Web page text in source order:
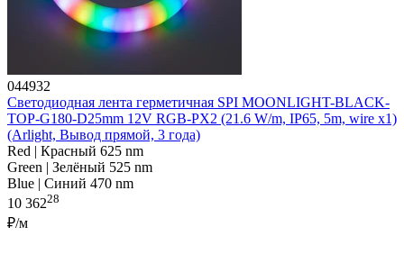
044932
Светодиодная лента герметичная SPI MOONLIGHT-BLACK-
TOP-G180-D25mm 12V RGB-PX2 (21.6 W/m, IP65, 5m, wire x1)
(Arlight, Вывод прямой, 3 года)
Red | Красный 625 nm
Green | Зелёный 525 nm
Blue | Синий 470 nm
10 36228
₽/м